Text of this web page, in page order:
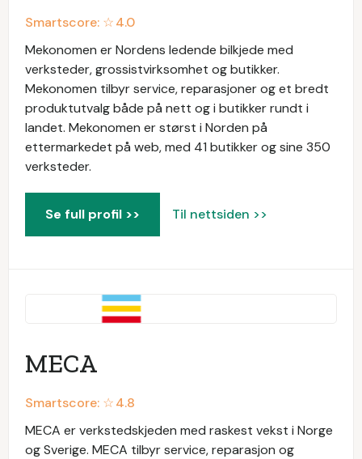
Smartscore: ☆4.0
Mekonomen er Nordens ledende bilkjede med
verksteder, grossistvirksomhet og butikker.
Mekonomen tilbyr service, reparasjoner og et bredt
produktutvalg både på nett og i butikker rundt i
landet. Mekonomen er størst i Norden på
ettermarkedet på web, med 41 butikker og sine 350
verksteder.
Se full profil >> Til nettsiden >>
MECA
Smartscore: ☆4.8
MECA er verkstedskjeden med raskest vekst i Norge
og Sverige. MECA tilbyr service, reparasjon og